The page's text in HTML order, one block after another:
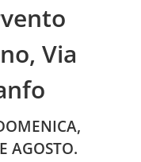
Via
AGOSTO.